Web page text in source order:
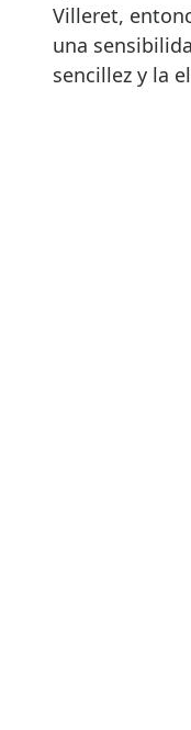
Villeret,
una
sencillez y la